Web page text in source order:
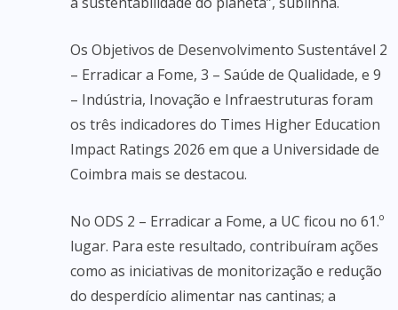
Os Objetivos de Desenvolvimento Sustentável 2
– Erradicar a Fome, 3 – Saúde de Qualidade, e 9
– Indústria, Inovação e Infraestruturas foram
os três indicadores do Times Higher Education
Impact Ratings 2026 em que a Universidade de
Coimbra mais se destacou.
No ODS 2 – Erradicar a Fome, a UC ficou no 61.º
lugar. Para este resultado, contribuíram ações
como as iniciativas de monitorização e redução
do desperdício alimentar nas cantinas; a